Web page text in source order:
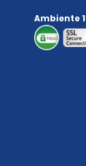
Ambiente